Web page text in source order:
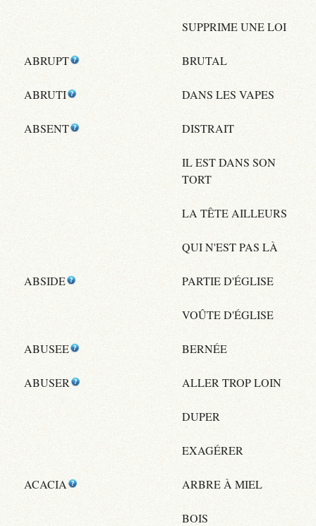
SUPPRIME UNE LOI
ABRUPT BRUTAL
ABRUTI DANS LES VAPES
ABSENT DISTRAIT
IL EST DANS SON
TORT
LA TÊTE AILLEURS
QUI N'EST PAS LÀ
ABSIDE PARTIE D'ÉGLISE
VOÛTE D'ÉGLISE
ABUSEE BERNÉE
ABUSER ALLER TROP LOIN
DUPER
EXAGÉRER
ACACIA ARBRE À MIEL
BOIS